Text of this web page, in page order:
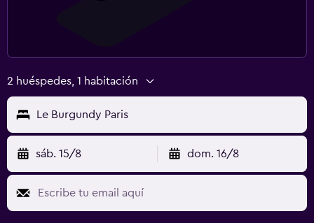
2 huéspedes, 1 habitación
Le Burgundy Paris
sáb. 15/8 dom. 16/8